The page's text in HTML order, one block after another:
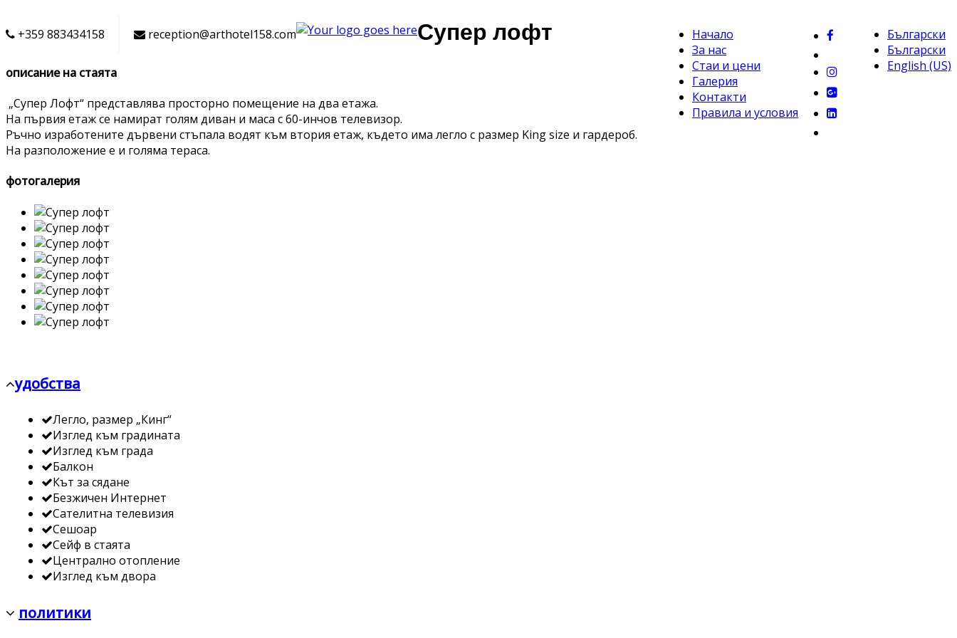
+359 883434158 reception@arthotel158.com
Български
Български
English (US)
Начало
За нас
Стаи и цени
Галерия
Контакти
Правила и условия
Супер лофт
описание на стаята
„Супер Лофт“ представлява просторно помещение на два етажа.
На първия етаж се намират голям диван и маса с 60-инчов телевизор.
Ръчно изработените дървени стъпала водят към втория етаж, където има легло с размер King size и гардероб.
На разположение е и голяма тераса.
фотогалерия
удобства
Легло, размер „Кинг“
Изглед към градината
Изглед към града
Балкон
Кът за сядане
Безжичен Интернет
Сателитна телевизия
Сешоар
Сейф в стаята
Централно отопление
Изглед към двора
политики